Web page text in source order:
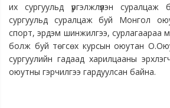
их сургуульд үргэлжлүүлэн суралцаж
сургуульд суралцаж буй Монгол
спорт, эрдэм шинжилгээ, сурлагаараа
болж буй төгсөх курсын оюутан
сургуулийн гадаад харилцааны
оюутны гэрчилгээ гардуулсан байна.